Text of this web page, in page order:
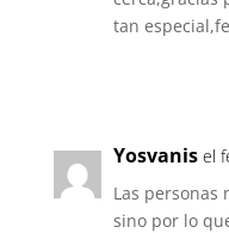
tan
Yosvanis el
Las personas
sino por lo